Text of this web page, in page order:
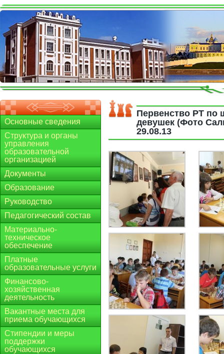
Основные сведения
Структура и органы
управления
образовательной
организацией
Документы
Образование
Руководство
Педагогический состав
Материально-
техническое
обеспечение
Платные
образовательные услуги
Финансово-
хозяйственная
деятельность
Вакантные места для
приема обучающихся
Стипендии и меры
поддержки
обучающихся
Первенство РТ по
девушек (Фото
29.08.13